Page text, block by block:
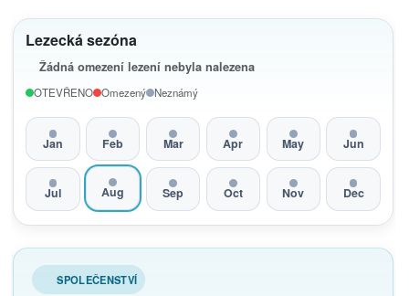
Lezecká sezóna
Žádná omezení lezení nebyla nalezena
OTEVŘENO Omezený Neznámý
Jan Feb Mar Apr May Jun
Jul Aug Sep Oct Nov Dec
SPOLEČENSTVÍ